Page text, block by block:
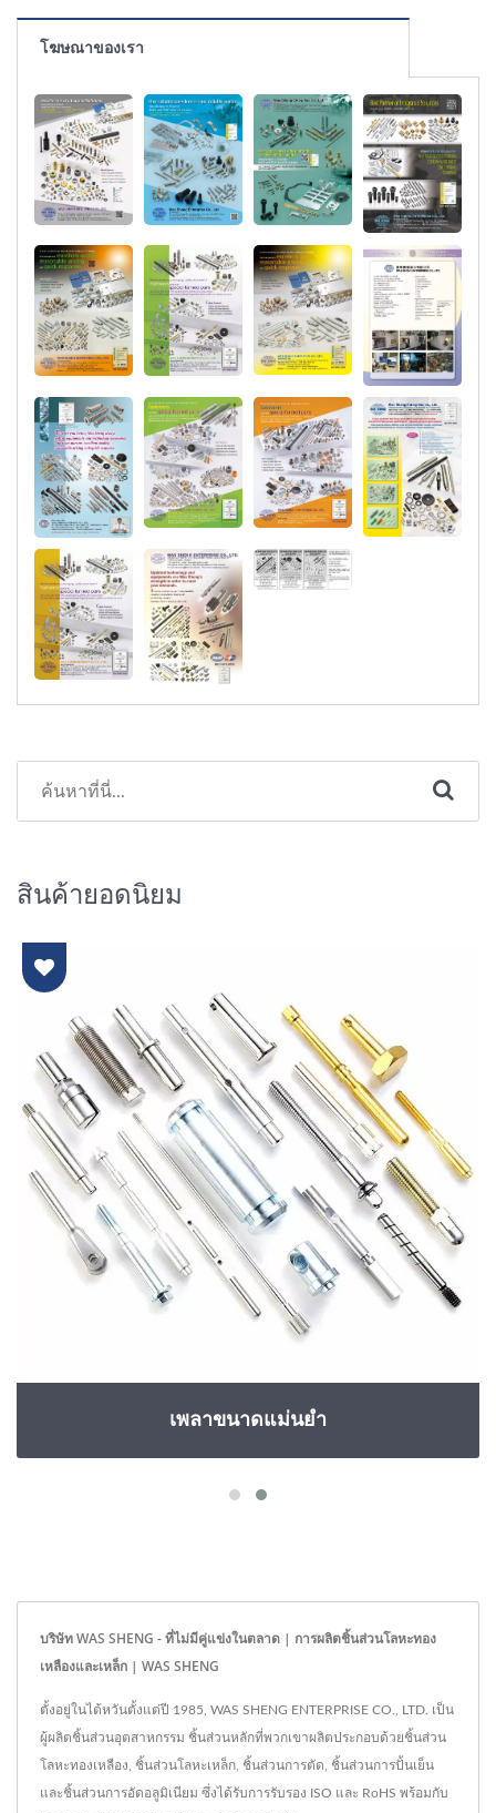
โฆษณาของเรา
สินค้ายอดนิยม
เพลาขนาดแม่นยำ
บริษัท WAS SHENG - ที่ไม่มีคู่แข่งในตลาด | การผลิตชิ้นส่วนโลหะทอง
เหลืองและเหล็ก | WAS SHENG
ตั้งอยู่ในไต้หวันตั้งแต่ปี 1985, WAS SHENG ENTERPRISE CO., LTD. เป็น
ผู้ผลิตชิ้นส่วนอุตสาหกรรม ชิ้นส่วนหลักที่พวกเขาผลิตประกอบด้วยชิ้นส่วน
โลหะทองเหลือง, ชิ้นส่วนโลหะเหล็ก, ชิ้นส่วนการตัด, ชิ้นส่วนการปั้นเย็น
และชิ้นส่วนการอัดอลูมิเนียม ซึ่งได้รับการรับรอง ISO และ RoHS พร้อมกับ